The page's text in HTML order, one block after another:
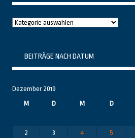
Raushier
BEITRÄGE NACH DATUM
Dezember 2019
M
D M D
2
3 4 5